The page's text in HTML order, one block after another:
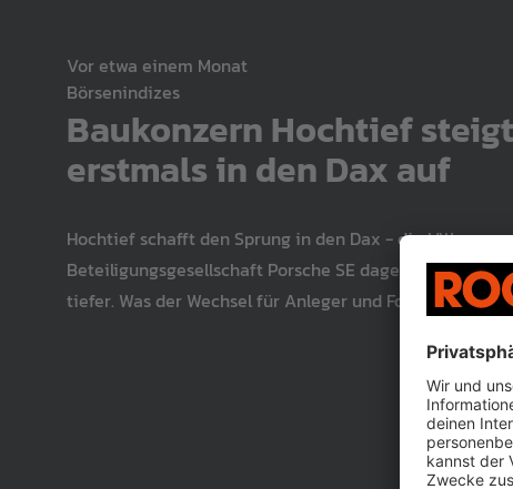
vor etwa einem Monat
Börsenindizes
Baukonzern Hochtief steigt
erstmals in den Dax auf
Hochtief schafft den Sprung in den Dax - die VW-
Beteiligungsgesellschaft Porsche SE dagegen rutscht
tiefer. Was der Wechsel für Anleger und Fonds bedeutet.